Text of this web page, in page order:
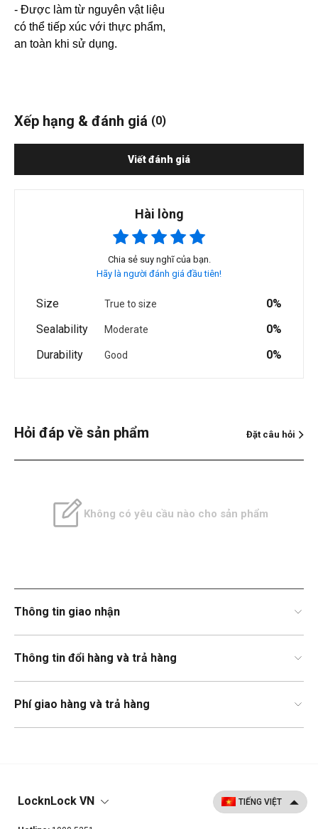
- Được làm từ nguyên vật liệu
có thể tiếp xúc với thực phẩm,
an toàn khi sử dụng.
Xếp hạng & đánh giá (0)
Viết đánh giá
Hài lòng
Chia sẻ suy nghĩ của bạn.
Hãy là người đánh giá đầu tiên!
Size True to size
0%
Sealability
Moderate
0%
Durability
Good 0%
Hỏi đáp về sản phẩm Đặt câu hỏi
Không có yêu cầu nào cho sản phẩm
Thông tin giao nhận
Thông tin đổi hàng và trả hàng
Phí giao hàng và trả hàng
LocknLock VN